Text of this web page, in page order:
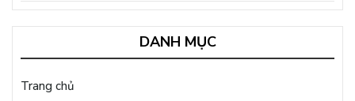
DANH MỤC
Trang chủ